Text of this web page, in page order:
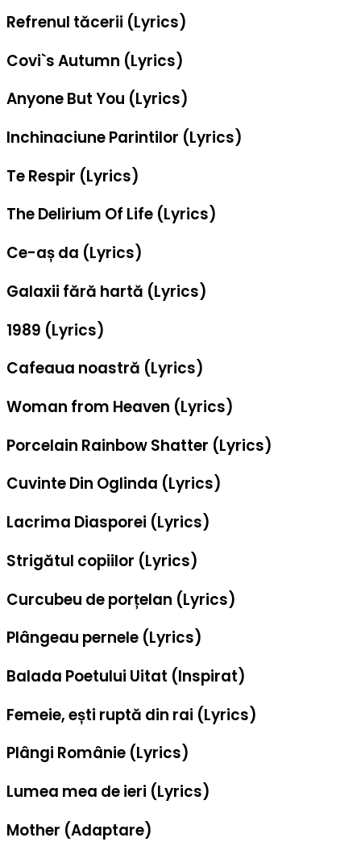
Refrenul tăcerii (Lyrics)
Covi`s Autumn (Lyrics)
Anyone But You (Lyrics)
Inchinaciune Parintilor (Lyrics)
Te Respir (Lyrics)
The Delirium Of Life (Lyrics)
Ce-aș da (Lyrics)
Galaxii fără hartă (Lyrics)
1989 (Lyrics)
Cafeaua noastră (Lyrics)
Woman from Heaven (Lyrics)
Porcelain Rainbow Shatter (Lyrics)
Cuvinte Din Oglinda (Lyrics)
Lacrima Diasporei (Lyrics)
Strigătul copiilor (Lyrics)
Curcubeu de porțelan (Lyrics)
Plângeau pernele (Lyrics)
Balada Poetului Uitat (Inspirat)
Femeie, ești ruptă din rai (Lyrics)
Plângi Românie (Lyrics)
Lumea mea de ieri (Lyrics)
Mother (Adaptare)